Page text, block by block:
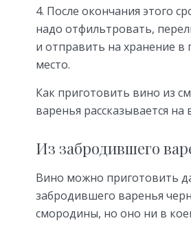
После окончания этого
надо отфильтровать,
и отправить на хранение в
место.
Как приготовить вино из
варенья рассказывается на
Из забродившего
Вино можно приготовить
забродившего варенья
смородины, но оно ни в